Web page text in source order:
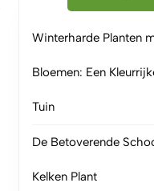
Winterharde Planten
Bloemen: Een
Tuin
De Betoverende
Kelken Plant